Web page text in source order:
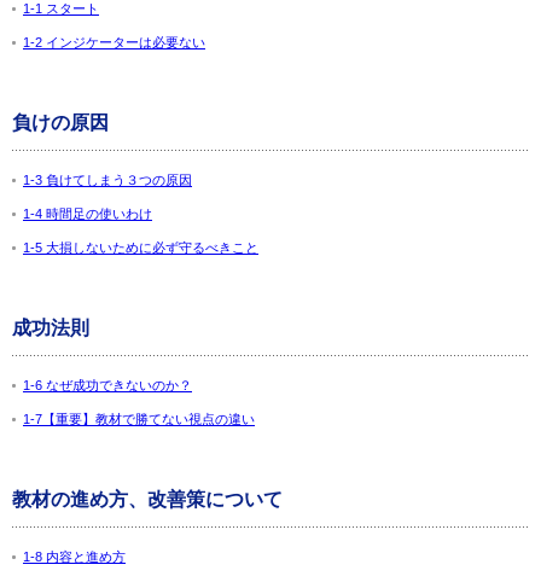
1-1 スタート
1-2 インジケーターは必要ない
負けの原因
1-3 負けてしまう３つの原因
1-4 時間足の使いわけ
1-5 大損しないために必ず守るべきこと
成功法則
1-6 なぜ成功できないのか？
1-7【重要】教材で勝てない視点の違い
教材の進め方、改善策について
1-8 内容と進め方